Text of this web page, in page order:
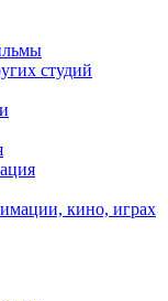
студий
кино, играх